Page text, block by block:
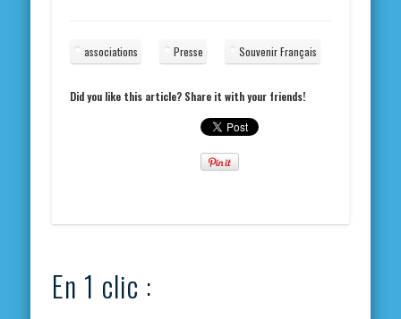
associations Presse Souvenir Français
Did you like this article? Share it with your friends!
En 1 clic :